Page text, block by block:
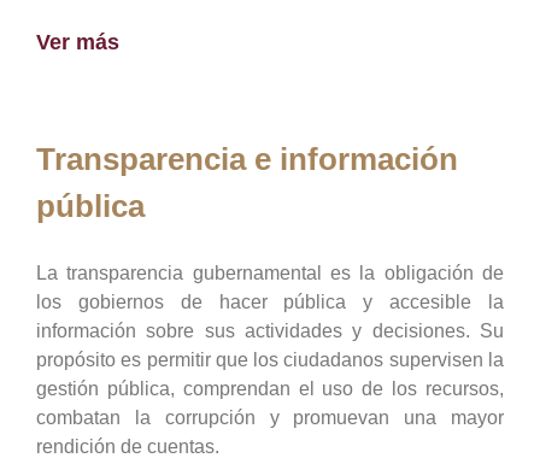
Ver más
Transparencia e información
pública
La transparencia gubernamental es la obligación de
los gobiernos de hacer pública y accesible la
información sobre sus actividades y decisiones. Su
propósito es permitir que los ciudadanos supervisen la
gestión pública, comprendan el uso de los recursos,
combatan la corrupción y promuevan una mayor
rendición de cuentas.